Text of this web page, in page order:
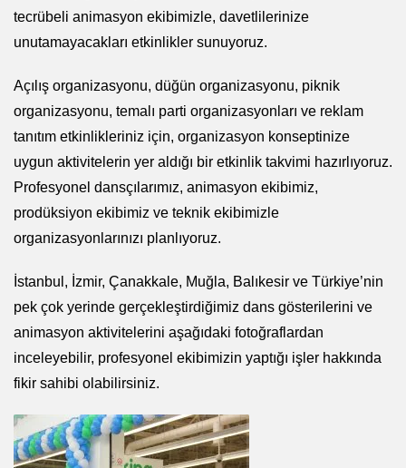
tecrübeli animasyon ekibimizle, davetlilerinize
unutamayacakları etkinlikler sunuyoruz.
Açılış organizasyonu, düğün organizasyonu, piknik
organizasyonu, temalı parti organizasyonları ve reklam
tanıtım etkinlikleriniz için, organizasyon konseptinize
uygun aktivitelerin yer aldığı bir etkinlik takvimi hazırlıyoruz.
Profesyonel dansçılarımız, animasyon ekibimiz,
prodüksiyon ekibimiz ve teknik ekibimizle
organizasyonlarınızı planlıyoruz.
İstanbul, İzmir, Çanakkale, Muğla, Balıkesir ve Türkiye’nin
pek çok yerinde gerçekleştirdiğimiz dans gösterilerini ve
animasyon aktivitelerini aşağıdaki fotoğraflardan
inceleyebilir, profesyonel ekibimizin yaptığı işler hakkında
fikir sahibi olabilirsiniz.